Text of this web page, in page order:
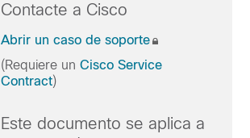
Contacte a Cisco
Abrir un caso de soporte
(Requiere un Cisco Service
Contract)
Este documento se aplica a